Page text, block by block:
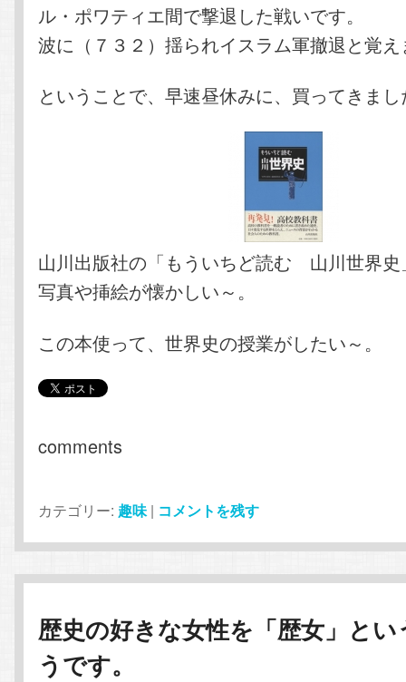
ル・ポワティエ間で撃退した戦いです。
波に（７３２）揺られイスラム軍撤退と覚
ということで、早速昼休みに、買ってきま
山川出版社の「もういちど読む 山川世界史
写真や挿絵が懐かしい～。
この本使って、世界史の授業がしたい～。
comments
カテゴリー: 趣味 | コメントを残す
歴史の好きな女性を「歴女」とい
うです。